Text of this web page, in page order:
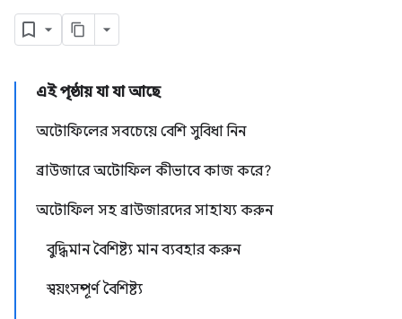
এই পৃষ্ঠায় যা যা আছে
অটোফিলের সবচেয়ে বেশি সুবিধা নিন
ব্রাউজারে অটোফিল কীভাবে কাজ করে?
অটোফিল সহ ব্রাউজারদের সাহায্য করুন
বুদ্ধিমান বৈশিষ্ট্য মান ব্যবহার করুন
স্বয়ংসম্পূর্ণ বৈশিষ্ট্য